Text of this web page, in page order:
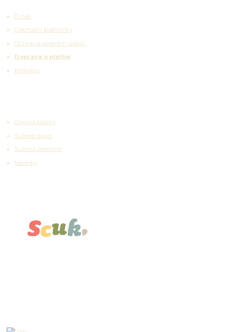
O nás
Obchodní podmínky
Ochrana osobních údajů
Doprava a platba
Kontakty
Ovocné placky
Sušené ovoce
Sušená zelenina
Novinky